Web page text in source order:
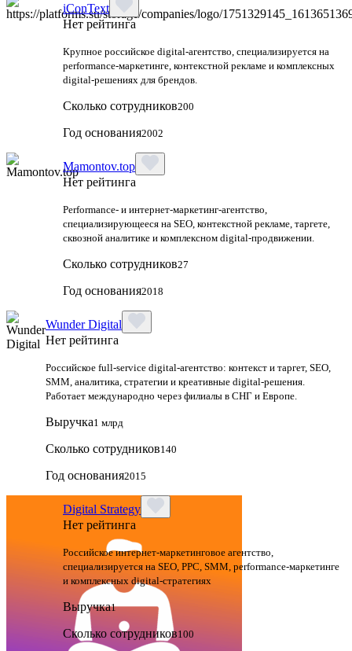
iConText
Нет рейтинга
Крупное российское digital-агентство, специализируется на
performance-маркетинге, контекстной рекламе и комплексных
digital-решениях для брендов.
Сколько сотрудников200
Год основания2002
Mamontov.top
Нет рейтинга
Performance‑ и интернет‑маркетинг‑агентство,
специализирующееся на SEO, контекстной рекламе, таргете,
сквозной аналитике и комплексном digital‑продвижении.
Сколько сотрудников27
Год основания2018
Wunder Digital
Нет рейтинга
Российское full-service digital-агентство: контекст и таргет, SEO,
SMM, аналитика, стратегии и креативные digital-решения.
Работает международно через филиалы в СНГ и Европе.
Выручка1 млрд
Сколько сотрудников140
Год основания2015
Digital Strategy
Нет рейтинга
Российское интернет-маркетинговое агентство,
специализируется на SEO, PPC, SMM, performance-маркетинге
и комплексных digital-стратегиях
Выручка1
Сколько сотрудников100